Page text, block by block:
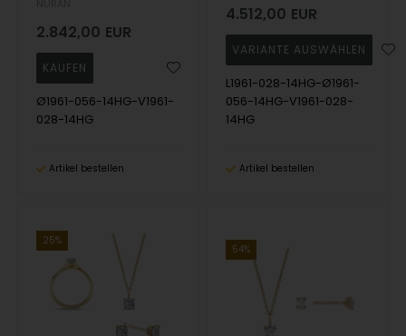
2.842,00 EUR
Ø1961-056-14HG-V1961-
028-14HG
Artikel bestellen
4.512,00 EUR
L1961-028-14HG-Ø1961-
056-14HG-V1961-028-
14HG
Artikel bestellen
25%
54%